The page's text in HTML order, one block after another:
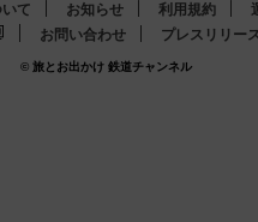
て お知らせ 利用規約
お問い合わせ プレスリリー
© 旅とお出かけ 鉄道チャンネル